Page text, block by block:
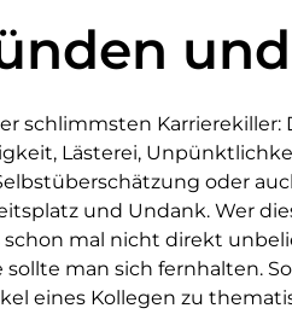
schlimmsten
Lästerei,
oder
und Undank. Wer
mal nicht direkt
man sich fernhalten.
eines Kollegen zu